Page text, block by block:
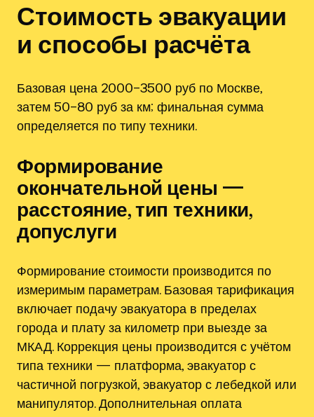
Стоимость эвакуации
и способы расчёта
Базовая цена 2000–3500 руб по Москве,
затем 50–80 руб за км; финальная сумма
определяется по типу техники.
Формирование
окончательной цены —
расстояние, тип техники,
допуслуги
Формирование стоимости производится по
измеримым параметрам. Базовая тарификация
включает подачу эвакуатора в пределах
города и плату за километр при выезде за
МКАД. Коррекция цены производится с учётом
типа техники — платформа, эвакуатор с
частичной погрузкой, эвакуатор с лебедкой или
манипулятор. Дополнительная оплата